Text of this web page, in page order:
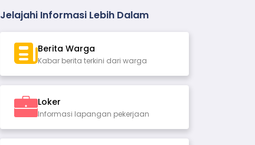
Jelajahi Informasi Lebih Dalam
Berita Warga
Kabar berita terkini dari warga
Loker
Informasi lapangan pekerjaan